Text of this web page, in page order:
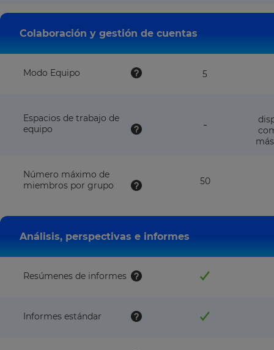
Colaboración y gestión de cuentas
Modo Equipo 5
Espacios de trabajo de
equipo
-feature
plan
Número máximo de
miembros por grupo
50
Análisis, perspectivas e informes
Resúmenes de informes
Informes estándar